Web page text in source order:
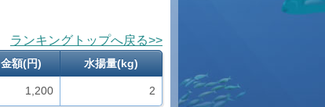
ランキングトップへ戻る>>
金額(円) 水揚量(kg)
1,200 2